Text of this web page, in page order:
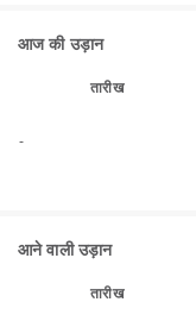
आज की उड़ान
तारीख
-
आने वाली उड़ान
तारीख